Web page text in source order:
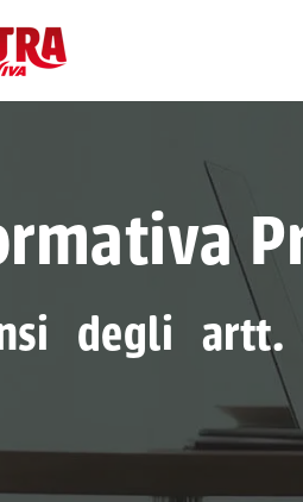
degli